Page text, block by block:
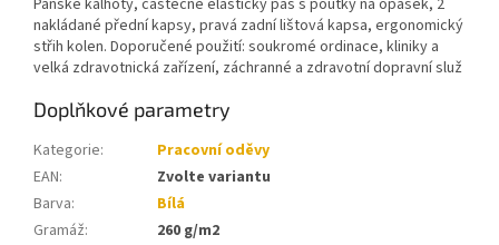
Pánské kalhoty, částečně elastický pas s poutky na opasek, 2
nakládané přední kapsy, pravá zadní lištová kapsa, ergonomický
střih kolen. Doporučené použití: soukromé ordinace, kliniky a
velká zdravotnická zařízení, záchranné a zdravotní dopravní služ
Doplňkové parametry
Kategorie:
Pracovní oděvy
EAN:
Zvolte variantu
Barva:
Bílá
Gramáž:
260 g/m2